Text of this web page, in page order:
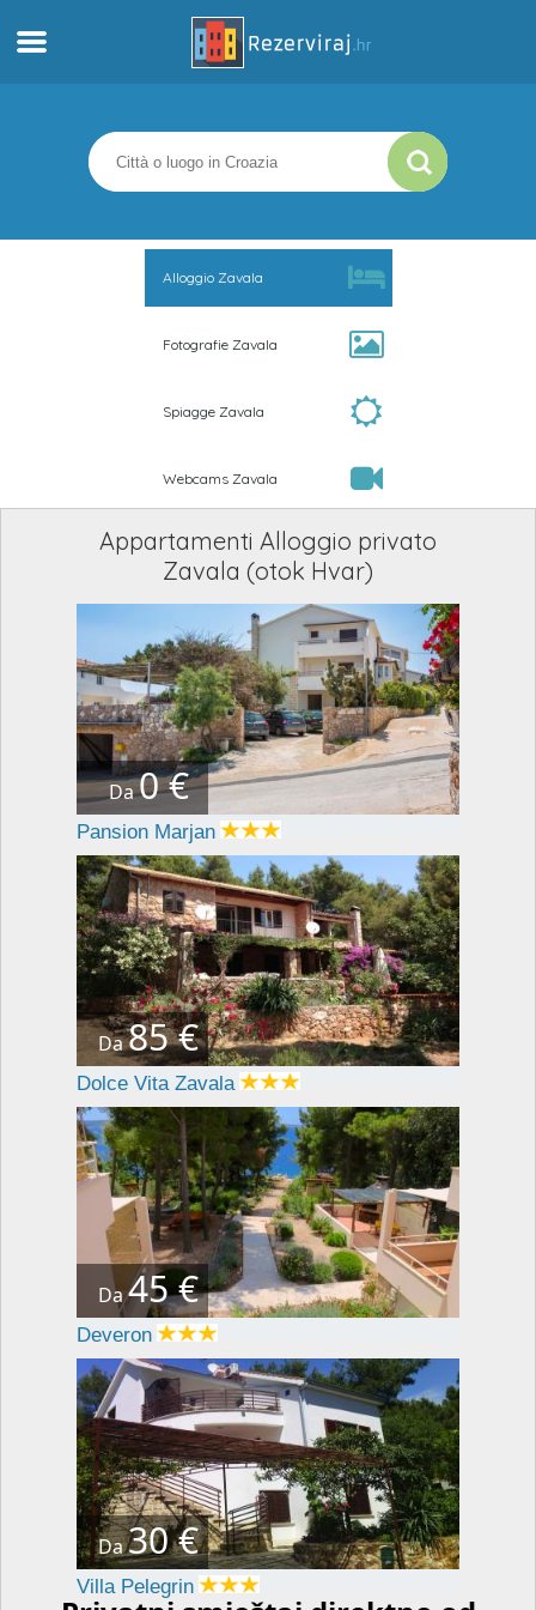
Appartamenti
Informazioni turistiche
Alloggio Zavala
Fotografie Zavala
Spiagge Zavala
Webcams Zavala
Appartamenti Alloggio privato
Zavala (otok Hvar)
Da0 €
Pansion Marjan
Da85 €
Dolce Vita Zavala
Da45 €
Deveron
Da30 €
Villa Pelegrin